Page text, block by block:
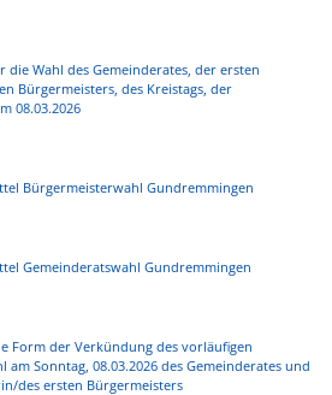
Wahl des Gemeinderates, der ersten
Bürgermeisters, des Kreistags, der
08.03.2026
Bürgermeisterwahl Gundremmingen
Gemeinderatswahl Gundremmingen
Form der Verkündung des vorläufigen
am Sonntag, 08.03.2026 des Gemeinderates und
des ersten Bürgermeisters